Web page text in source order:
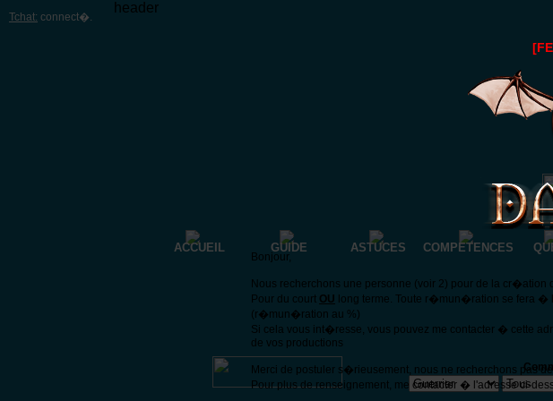
Tchat: connect�.
header
ACCUEIL GUIDE ASTUCES COMPETENCES
Bonjour,
Nous recherchons une personne (voir 2) pour de la cr�ation
Pour du court OU long terme. Toute r�mun�ration se fera
(r�mun�ration au %)
Si cela vous int�resse, vous pouvez me contacter � cette
de vos productions
Merci de postuler s�rieusement, nous ne recherchons pas
Pour plus de renseignement, me contacter � l'adresse ci-